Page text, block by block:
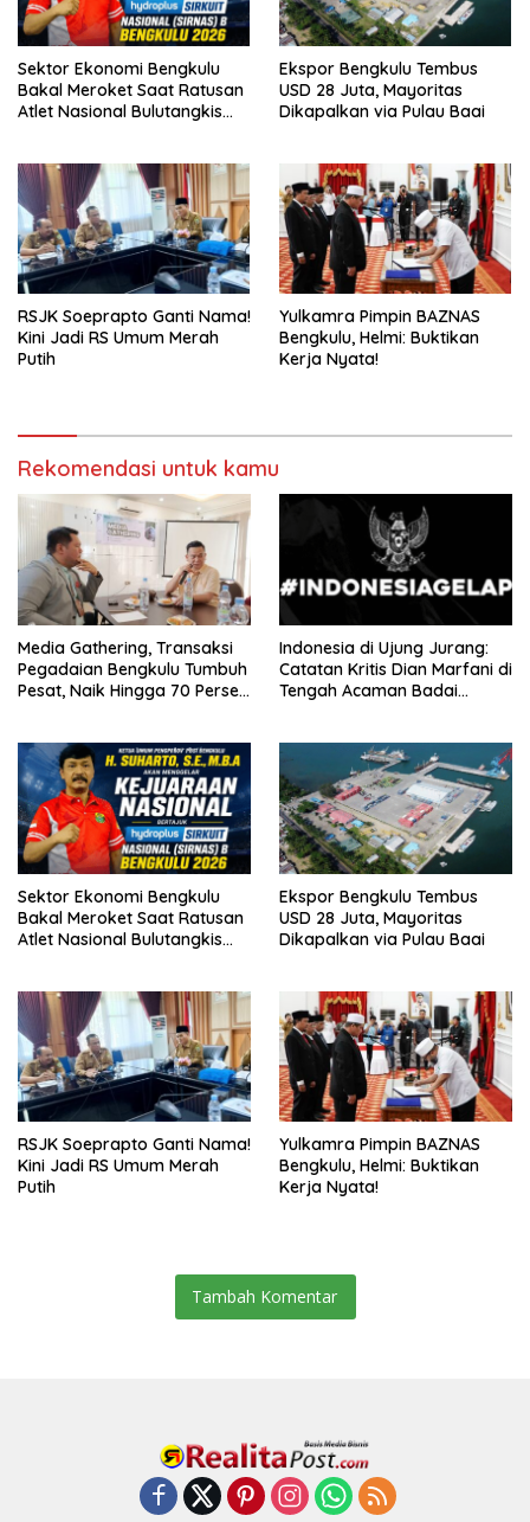
Sektor Ekonomi Bengkulu
Bakal Meroket Saat Ratusan
Atlet Nasional Bulutangkis
Ekspor Bengkulu Tembus
USD 28 Juta, Mayoritas
Dikapalkan via Pulau Baai
RSJK Soeprapto Ganti Nama!
Kini Jadi RS Umum Merah
Putih
Yulkamra Pimpin BAZNAS
Bengkulu, Helmi: Buktikan
Kerja Nyata!
Rekomendasi untuk kamu
Media Gathering, Transaksi
Pegadaian Bengkulu Tumbuh
Pesat, Naik Hingga 70 Persen
Indonesia di Ujung Jurang:
Catatan Kritis Dian Marfani di
Tengah Acaman Badai
Sektor Ekonomi Bengkulu
Bakal Meroket Saat Ratusan
Atlet Nasional Bulutangkis
Ekspor Bengkulu Tembus
USD 28 Juta, Mayoritas
Dikapalkan via Pulau Baai
RSJK Soeprapto Ganti Nama!
Kini Jadi RS Umum Merah
Putih
Yulkamra Pimpin BAZNAS
Bengkulu, Helmi: Buktikan
Kerja Nyata!
Tambah Komentar